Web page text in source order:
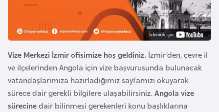
Vize Merkezi İzmir ofisimize hoş geldiniz. İzmir’den, çevre il
ve ilçelerinden Angola için vize başvurusunda bulunacak
vatandaşlarımıza hazırladığımız sayfamızı okuyarak
sürece dair gerekli bilgilere ulaşabilirsiniz. Angola vize
sürecinedair bilinmesi gerekenleri konu başlıklarına
n
B
a